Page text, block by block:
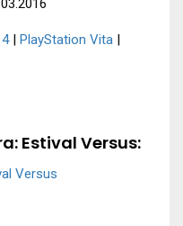
| PlayStation Vita |
Estival Versus:
Versus